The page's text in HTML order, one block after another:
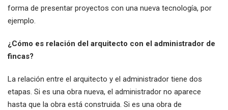
forma de presentar proyectos con una nueva tecnología, por
ejemplo.
¿Cómo es relación del arquitecto con el administrador de
fincas?
La relación entre el arquitecto y el administrador tiene dos
etapas. Si es una obra nueva, el administrador no aparece
hasta que la obra está construida. Si es una obra de